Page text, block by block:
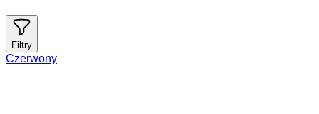
Filtry
Czerwony